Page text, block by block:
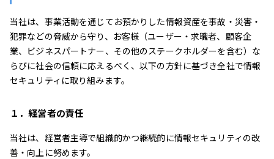
当社は、事業活動を通じてお預かりした情報資産を事故・災害・
犯罪などの脅威から守り、お客様（ユーザー・求職者、顧客企
業、ビジネスパートナー、その他のステークホルダーを含む）な
らびに社会の信頼に応えるべく、以下の方針に基づき全社で情報
セキュリティに取り組みます。
１．経営者の責任
当社は、経営者主導で組織的かつ継続的に情報セキュリティの改
善・向上に努めます。